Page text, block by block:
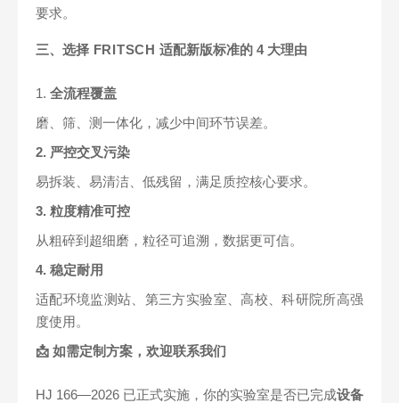
要求。
三、选择 FRITSCH 适配新版标准的 4大理由
1. 全流程覆盖
磨、筛、测一体化，减少中间环节误差。
2. 严控交叉污染
易拆装、易清洁、低残留，满足质控核心要求。
3. 粒度精准可控
从粗碎到超细磨，粒径可追溯，数据更可信。
4. 稳定耐用
适配环境监测站、第三方实验室、高校、科研院所高强
度使用 。
📩 如需定制方案，欢迎联系我们
HJ 166—2026 已正式实施，你的实验室是否已完成设备